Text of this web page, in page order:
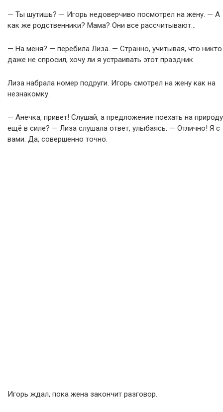
— Ты шутишь? — Игорь недоверчиво посмотрел на жену. — А
как же родственники? Мама? Они все рассчитывают…
— На меня? — перебила Лиза. — Странно, учитывая, что никто
даже не спросил, хочу ли я устраивать этот праздник.
Лиза набрала номер подруги. Игорь смотрел на жену как на
незнакомку.
— Анечка, привет! Слушай, а предложение поехать на природу
ещё в силе? — Лиза слушала ответ, улыбаясь. — Отлично! Я с
вами. Да, совершенно точно.
Игорь ждал, пока жена закончит разговор.